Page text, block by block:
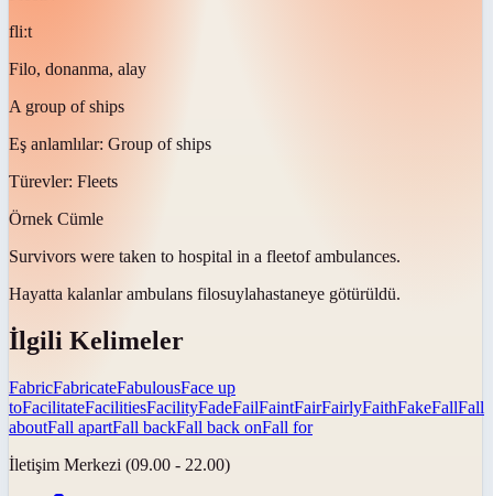
fliːt
Filo, donanma, alay
A group of ships
Eş anlamlılar: Group of ships
Türevler: Fleets
Örnek Cümle
Survivors were taken to hospital in a fleetof ambulances.
Hayatta kalanlar ambulans filosuylahastaneye götürüldü.
İlgili Kelimeler
FabricFabricateFabulousFace up
toFacilitateFacilitiesFacilityFadeFailFaintFairFairlyFaithFakeFallFall
aboutFall apartFall backFall back onFall for
İletişim Merkezi (09.00 - 22.00)